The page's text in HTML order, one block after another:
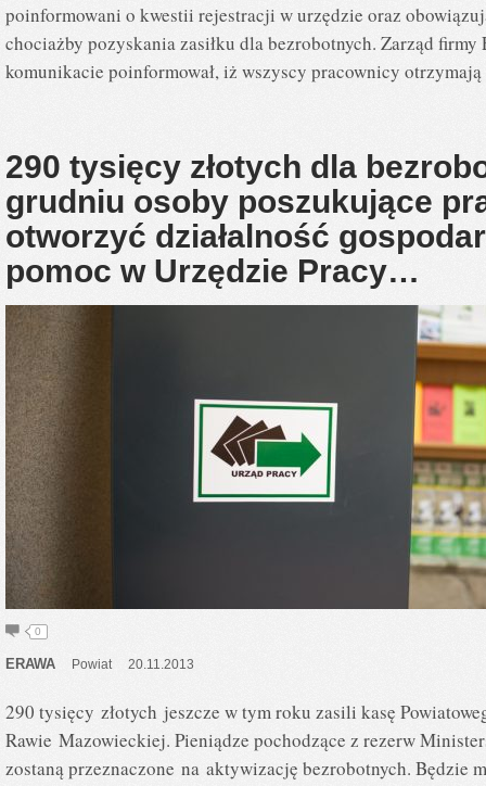
poinformowani o kwestii rejestracji w urzędzie oraz
chociażby pozyskania zasiłku dla bezrobotnych. Zarząd firmy
komunikacie poinformował, iż wszyscy pracownicy
290 tysięcy złotych dla
grudniu osoby poszukujące
otworzyć działalność
pomoc w Urzędzie Pracy…
0
ERAWA Powiat 20.11.2013
290 tysięcy złotych jeszcze w tym roku zasili kasę
Rawie Mazowieckiej. Pieniądze pochodzące z rezerw
zostaną przeznaczone na aktywizację bezrobotnych. Będzie